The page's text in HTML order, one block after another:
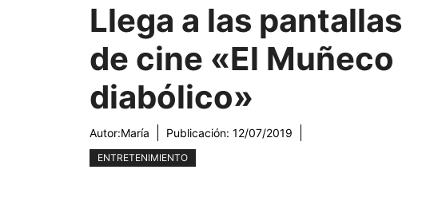
Llega a las pantallas
de cine «El Muñeco
diabólico»
Autor:María Publicación: 12/07/2019
ENTRETENIMIENTO